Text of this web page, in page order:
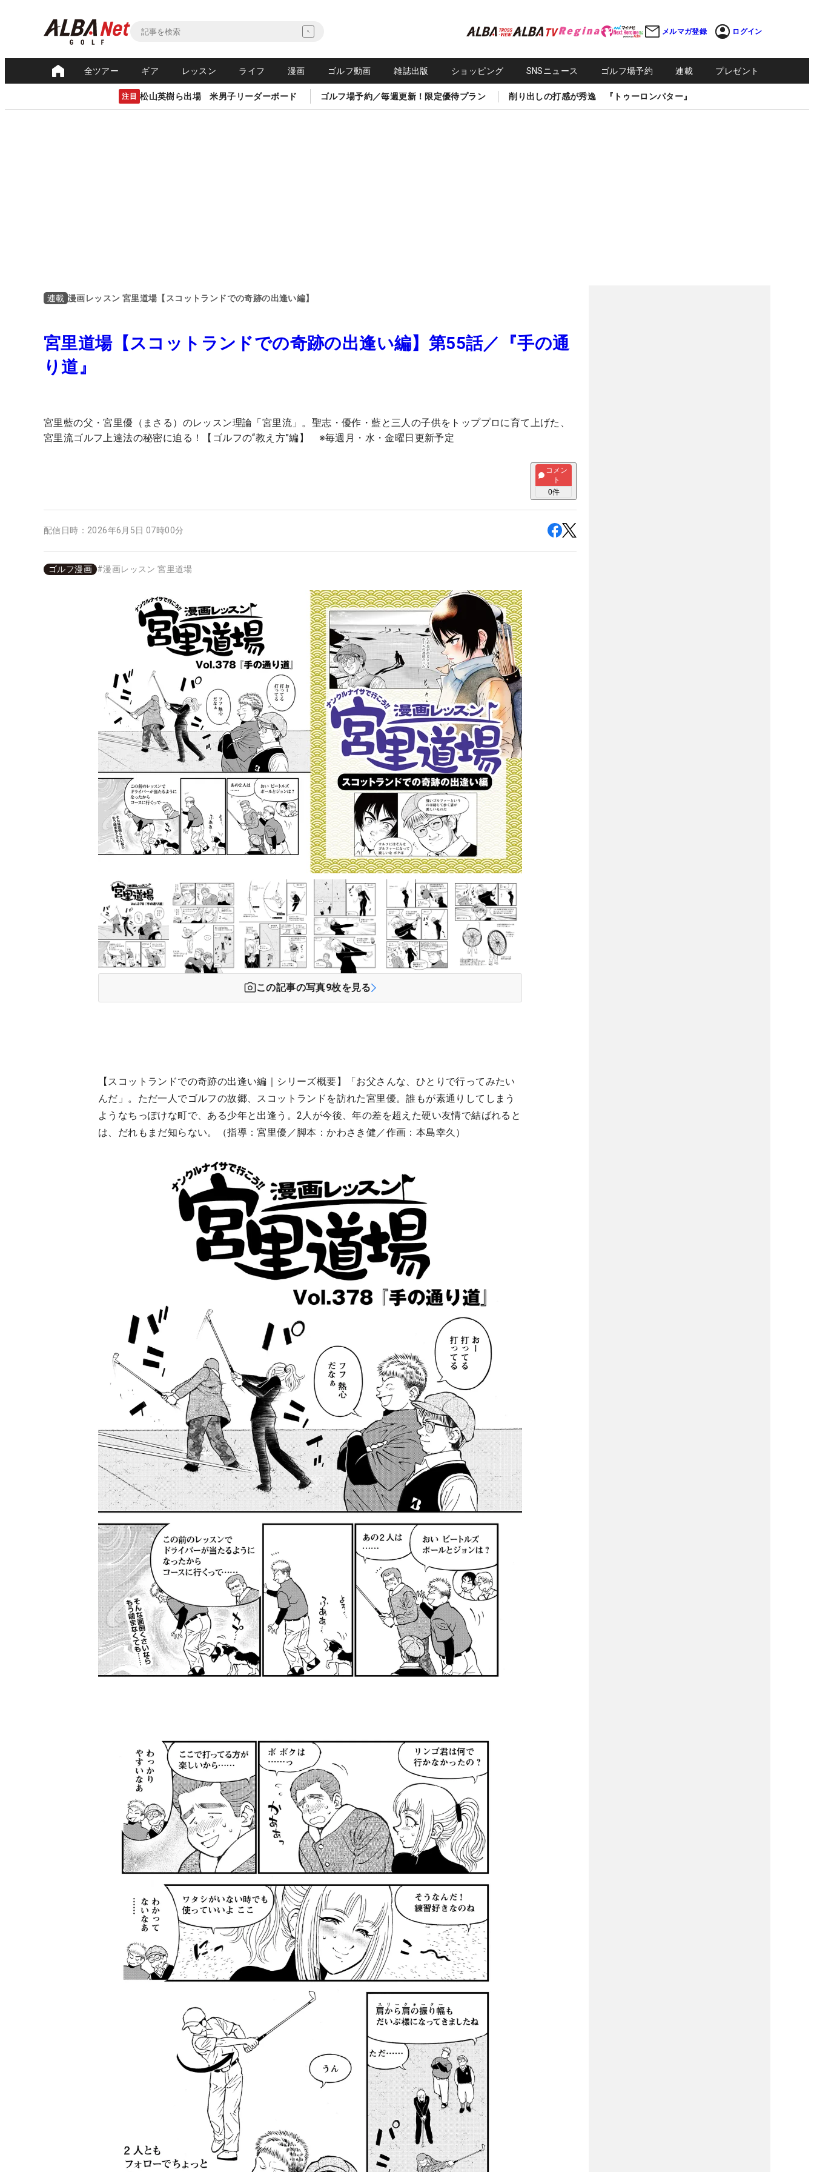
メルマガ登録 ログイン
全ツアー ギア レッスン ライフ 漫画 ゴルフ動画 雑誌出版 ショッピング SNSニュース ゴルフ場予約 連載 プレゼント
注目 松山英樹ら出場 米男子リーダーボード ゴルフ場予約／毎週更新！限定優待プラン 削り出しの打感が秀逸 『トゥーロンパター』
連載 漫画レッスン 宮里道場【スコットランドでの奇跡の出逢い編】
宮里道場【スコットランドでの奇跡の出逢い編】第55話／『手の通
り道』
宮里藍の父・宮里優（まさる）のレッスン理論「宮里流」。聖志・優作・藍と三人の子供をトッププロに育て上げた、
宮里流ゴルフ上達法の秘密に迫る！【ゴルフの“教え方”編】 ※毎週月・水・金曜日更新予定
コメン
ト
0件
配信日時： 2026年6月5日 07時00分
ゴルフ漫画 #漫画レッスン 宮里道場
この記事の写真9枚を見る
【スコットランドでの奇跡の出逢い編｜シリーズ概要】「お父さんな、ひとりで行ってみたい
んだ」。ただ一人でゴルフの故郷、スコットランドを訪れた宮里優。誰もが素通りしてしまう
ようなちっぽけな町で、ある少年と出逢う。2人が今後、年の差を超えた硬い友情で結ばれると
は、だれもまだ知らない。（指導：宮里優／脚本：かわさき健／作画：本島幸久）